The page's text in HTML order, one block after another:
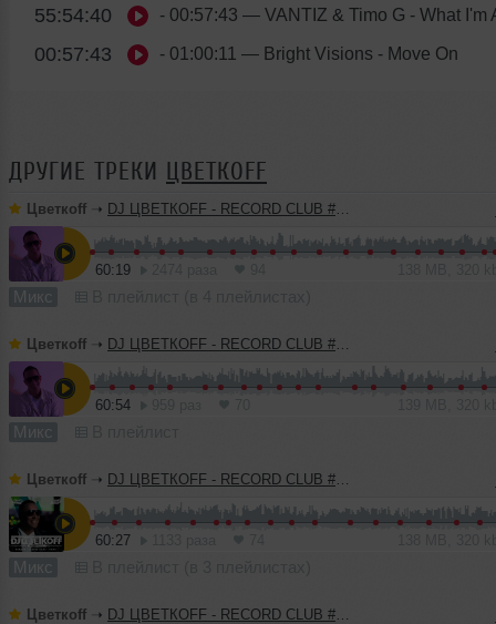
55:54:40 - 00:57:43 — VANTIZ & Timo G - What I'm
00:57:43 - 01:00:11 — Bright Visions - Move On
ДРУГИЕ ТРЕКИ ЦВЕТКОFF
Цветкоff ➝ DJ ЦВЕТКОFF - RECORD CLUB #188 (15-05-2022)
60:19
Микс
Цветкоff ➝ DJ ЦВЕТКОFF - RECORD CLUB #187 (08-05-2022)
60:54
Микс
Цветкоff ➝ DJ ЦВЕТКОFF - RECORD CLUB #186 (01-05-2022)
60:27
Микс
Цветкоff ➝ DJ ЦВЕТКОFF - RECORD CLUB #185 (24-04-2022)